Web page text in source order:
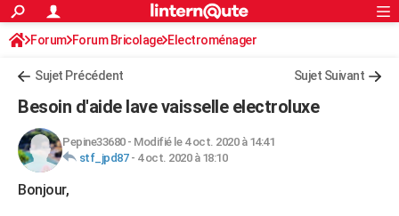
ACTUALITÉS
Politique
Société
Faits Divers
Education
Monde
Villes
+
FINANCE
Retraite
Impôts
Epargne
Immobilier
Risques naturels par ville
Banque
Assurance
Crédit
AUTO
Essais
Réserver un essai
Citadines
Berlines
SUV
Forum auto
+HIGH-TECH
S'inscrire
Connexion
Forum Forum Bricolage Electroménager
Sujet Précédent Sujet Suivant
Besoin d'aide lave vaisselle electroluxe
Pepine33680- Modifié le 4 oct. 2020 à 14:41
stf_jpd87- 4 oct. 2020 à 18:10
Bonjour,